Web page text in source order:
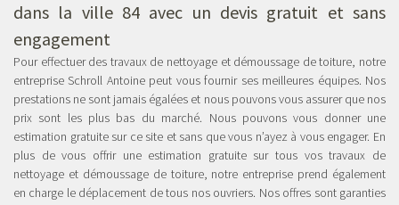
dans la ville 84 avec un devis gratuit et sans
engagement
Pour effectuer des travaux de nettoyage et démoussage de toiture, notre
entreprise Schroll Antoine peut vous fournir ses meilleures équipes. Nos
prestations ne sont jamais égalées et nous pouvons vous assurer que nos
prix sont les plus bas du marché. Nous pouvons vous donner une
estimation gratuite sur ce site et sans que vous n’ayez à vous engager. En
plus de vous offrir une estimation gratuite sur tous vos travaux de
nettoyage et démoussage de toiture, notre entreprise prend également
en charge le déplacement de tous nos ouvriers. Nos offres sont garanties